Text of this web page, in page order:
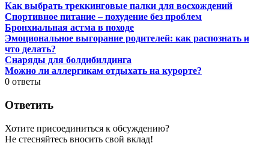
Как выбрать треккинговые палки для восхождений
Спортивное питание – похудение без проблем
Бронхиальная астма в походе
Эмоциональное выгорание родителей: как распознать и
что делать?
Снаряды для болдибилдинга
Можно ли аллергикам отдыхать на курорте?
0 ответы
Ответить
Хотите присоединиться к обсуждению?
Не стесняйтесь вносить свой вклад!